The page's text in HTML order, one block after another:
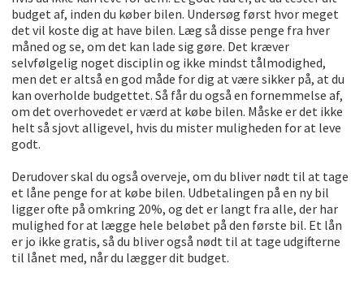
budget af, inden du køber bilen. Undersøg først hvor meget
det vil koste dig at have bilen. Læg så disse penge fra hver
måned og se, om det kan lade sig gøre. Det kræver
selvfølgelig noget disciplin og ikke mindst tålmodighed,
men det er altså en god måde for dig at være sikker på, at du
kan overholde budgettet. Så får du også en fornemmelse af,
om det overhovedet er værd at købe bilen. Måske er det ikke
helt så sjovt alligevel, hvis du mister muligheden for at leve
godt.
Derudover skal du også overveje, om du bliver nødt til at tage
et låne penge for at købe bilen. Udbetalingen på en ny bil
ligger ofte på omkring 20%, og det er langt fra alle, der har
mulighed for at lægge hele beløbet på den første bil. Et lån
er jo ikke gratis, så du bliver også nødt til at tage udgifterne
til lånet med, når du lægger dit budget.